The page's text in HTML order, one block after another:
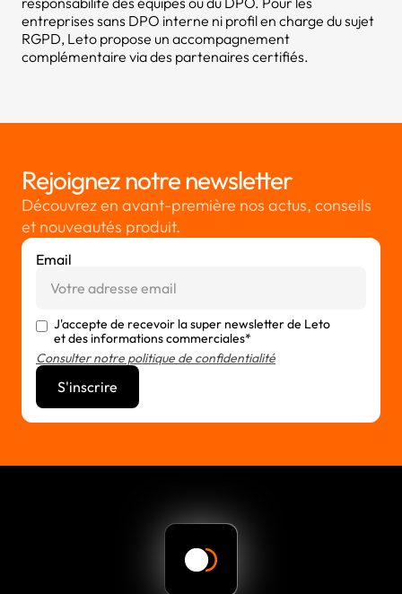
entreprises sans DPO interne ni profil en charge du sujet
RGPD, Leto propose un accompagnement
complémentaire via des partenaires certifiés.
Rejoignez notre newsletter
Découvrez en avant-première nos actus, conseils
et nouveautés produit.
Email
J'accepte de recevoir la super newsletter de Leto
et des informations commerciales*
Consulter notre politique de confidentialité